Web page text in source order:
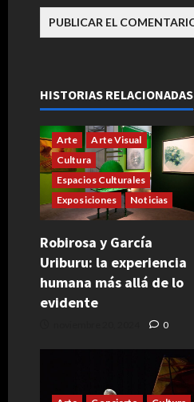
HISTORIAS RELACIONADAS
Arte
Arte Visual
Cultura
Espacios Culturales
Exposiciones
Noticias
Robirosa y García
Uriburu: la experiencia
humana más allá de lo
evidente
0